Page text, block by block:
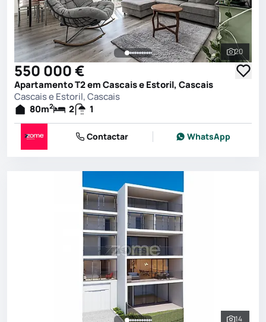
Ver
20
550 000 €
Apartamento T2 em Cascais e Estoril, Cascais
Cascais e Estoril, Cascais
80m2 2 1
Contactar WhatsApp
14